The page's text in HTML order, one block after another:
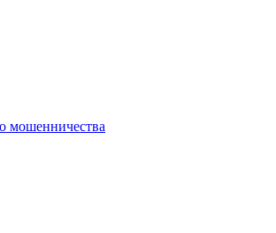
мошенничества